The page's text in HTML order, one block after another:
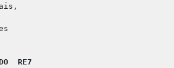
RE7